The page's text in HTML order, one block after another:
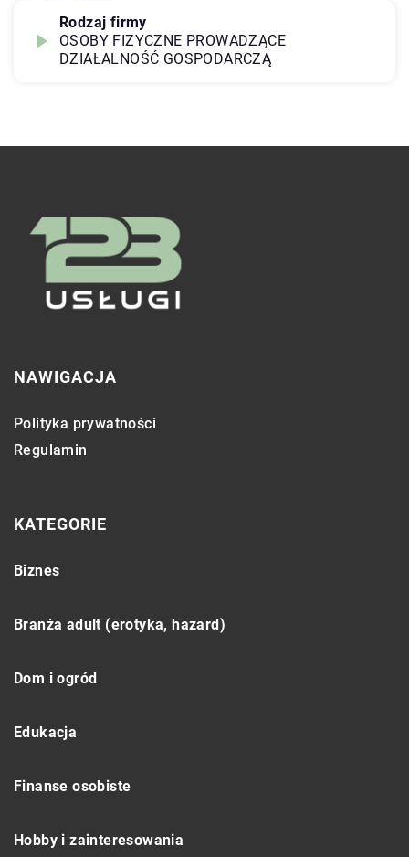
Rodzaj firmy
OSOBY FIZYCZNE PROWADZĄCE
DZIAŁALNOŚĆ GOSPODARCZĄ
NAWIGACJA
Polityka prywatności
Regulamin
KATEGORIE
Biznes
Branża adult (erotyka, hazard)
Dom i ogród
Edukacja
Finanse osobiste
Hobby i zainteresowania